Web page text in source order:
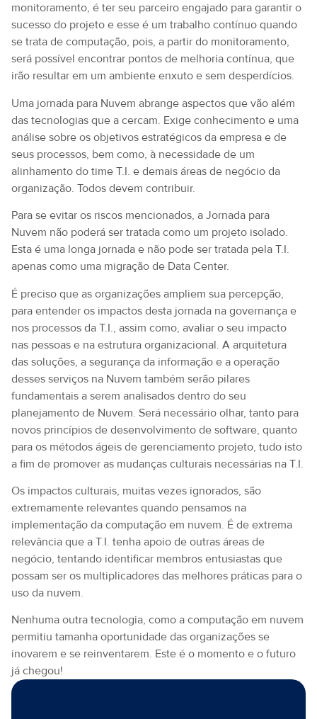
monitoramento, é ter seu parceiro engajado para garantir o
sucesso do projeto e esse é um trabalho contínuo quando
se trata de computação, pois, a partir do monitoramento,
será possível encontrar pontos de melhoria contínua, que
irão resultar em um ambiente enxuto e sem desperdícios.
Uma jornada para Nuvem abrange aspectos que vão além
das tecnologias que a cercam. Exige conhecimento e uma
análise sobre os objetivos estratégicos da empresa e de
seus processos, bem como, à necessidade de um
alinhamento do time T.I. e demais áreas de negócio da
organização. Todos devem contribuir.
Para se evitar os riscos mencionados, a Jornada para
Nuvem não poderá ser tratada como um projeto isolado.
Esta é uma longa jornada e não pode ser tratada pela T.I.
apenas como uma migração de Data Center.
É preciso que as organizações ampliem sua percepção,
para entender os impactos desta jornada na governança e
nos processos da T.I., assim como, avaliar o seu impacto
nas pessoas e na estrutura organizacional. A arquitetura
das soluções, a segurança da informação e a operação
desses serviços na Nuvem também serão pilares
fundamentais a serem analisados dentro do seu
planejamento de Nuvem. Será necessário olhar, tanto para
novos princípios de desenvolvimento de software, quanto
para os métodos ágeis de gerenciamento projeto, tudo isto
a fim de promover as mudanças culturais necessárias na T.I.
Os impactos culturais, muitas vezes ignorados, são
extremamente relevantes quando pensamos na
implementação da computação em nuvem. É de extrema
relevância que a T.I. tenha apoio de outras áreas de
negócio, tentando identificar membros entusiastas que
possam ser os multiplicadores das melhores práticas para o
uso da nuvem.
Nenhuma outra tecnologia, como a computação em nuvem
permitiu tamanha oportunidade das organizações se
inovarem e se reinventarem. Este é o momento e o futuro
já chegou!